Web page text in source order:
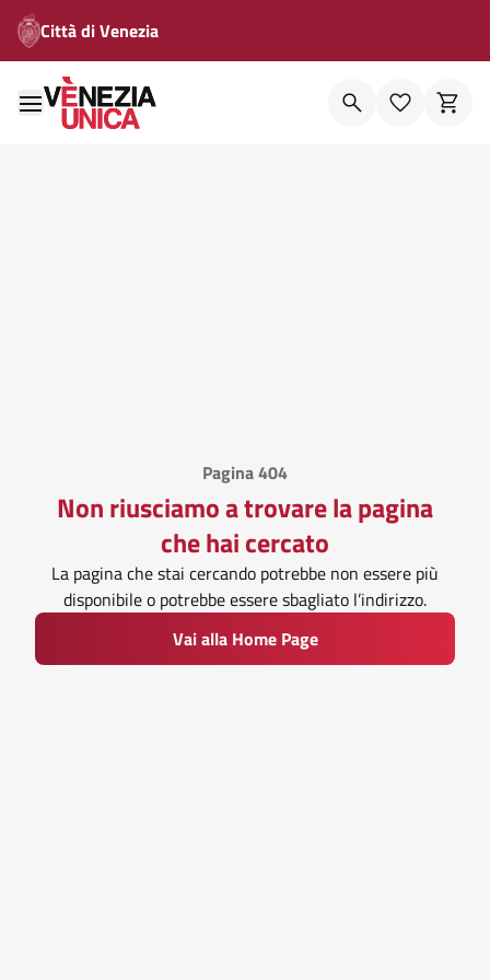
Città di Venezia
Pagina 404
Non riusciamo a trovare la pagina
che hai cercato
La pagina che stai cercando potrebbe non essere più
disponibile o potrebbe essere sbagliato l’indirizzo.
Vai alla Home Page